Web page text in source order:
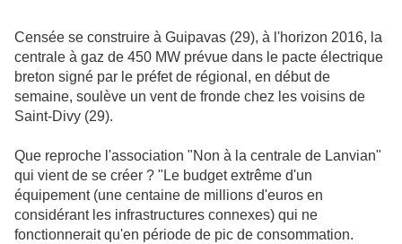
Censée se construire à Guipavas (29), à l'horizon 2016, la
centrale à gaz de 450 MW prévue dans le pacte électrique
breton signé par le préfet de régional, en début de
semaine, soulève un vent de fronde chez les voisins de
Saint-Divy (29).
Que reproche l'association "Non à la centrale de Lanvian"
qui vient de se créer ? "Le budget extrême d'un
équipement (une centaine de millions d'euros en
considérant les infrastructures connexes) qui ne
fonctionnerait qu'en période de pic de consommation.